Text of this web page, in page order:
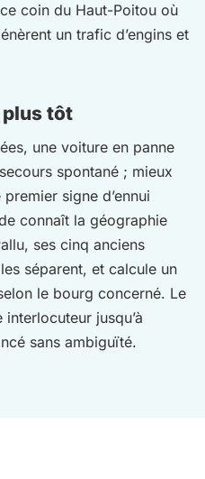
coin du Haut-Poitou où
un trafic d’engins et
plus tôt
une voiture en panne
spontané ; mieux
signe d’ennui
connaît la géographie
ses cinq anciens
séparent, et calcule un
le bourg concerné. Le
jusqu’à
sans ambiguïté.